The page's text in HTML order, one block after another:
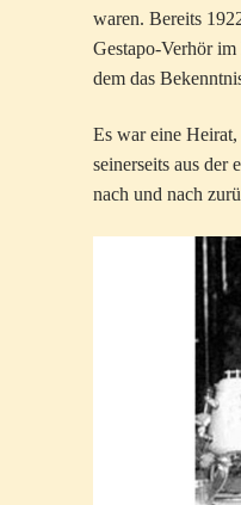
waren. Bereits
Gestapo-Verhör
dem das
Es war eine
seinerseits aus der
nach und nach